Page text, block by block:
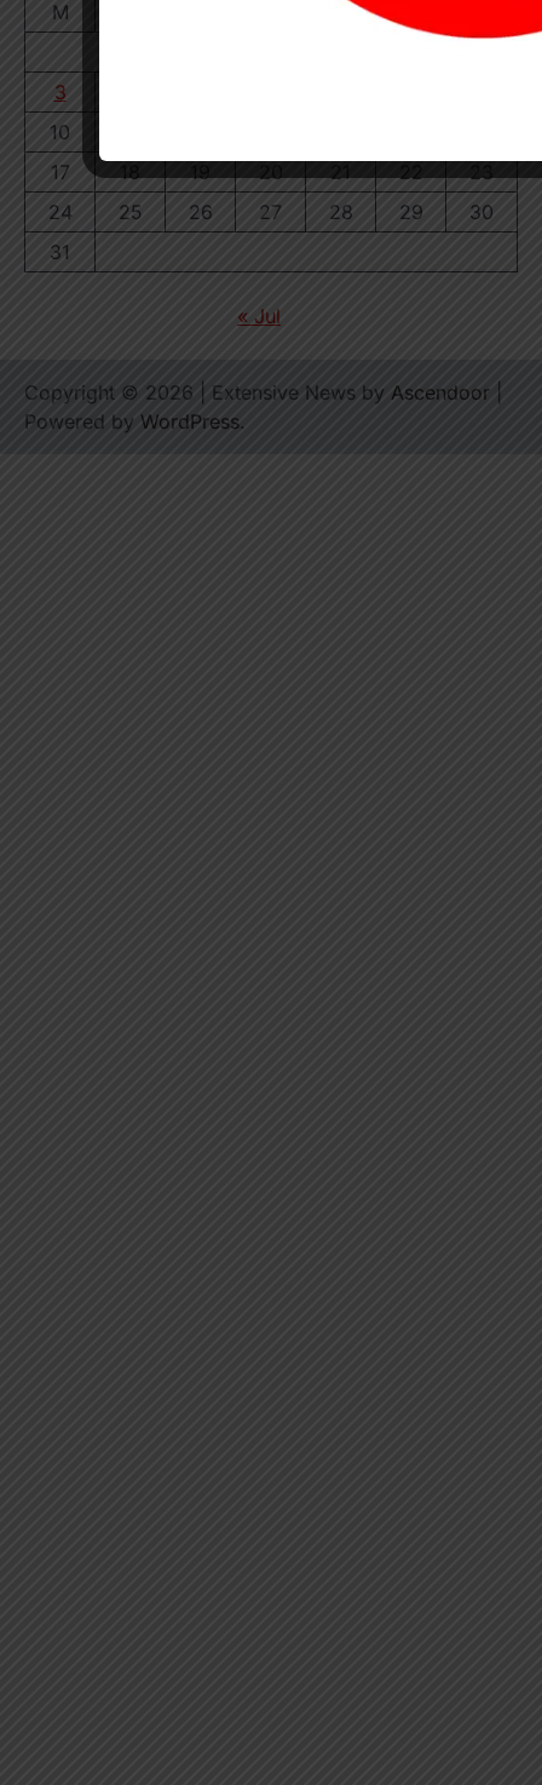
M
3
10
17
18 19 20 21 22
23
24
25 26 27 28 29
30
31
« Jul
Copyright © 2026 | Extensive News by Ascendoor
Powered by WordPress.